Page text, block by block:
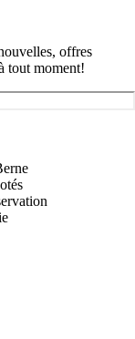
offres
tout moment!